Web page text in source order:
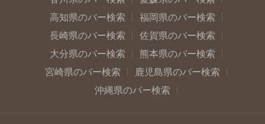
高知県のバー検索
福岡県のバー検索
長崎県のバー検索
佐賀県のバー検索
大分県のバー検索
熊本県のバー検索
宮崎県のバー検索
鹿児島県のバー検索
沖縄県のバー検索